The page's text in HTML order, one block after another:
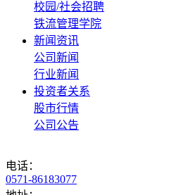
校园/社会招聘
铁流管理学院
新闻资讯
公司新闻
行业新闻
投资者关系
股市行情
公司公告
电话：
0571-86183077